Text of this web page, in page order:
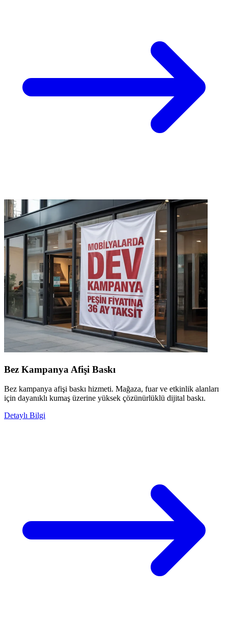
Bez Kampanya Afişi Baskı
Bez kampanya afişi baskı hizmeti. Mağaza, fuar ve etkinlik alanları
için dayanıklı kumaş üzerine yüksek çözünürlüklü dijital baskı.
Detaylı Bilgi